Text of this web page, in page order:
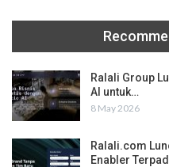
Ralali Group
AI untuk…
8 May 2026
Ralali.com
Enabler